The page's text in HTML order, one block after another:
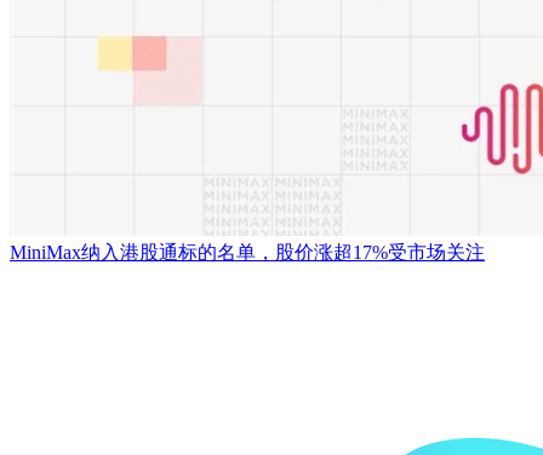
MiniMax纳入港股通标的名单，股价涨超17%受市场关注